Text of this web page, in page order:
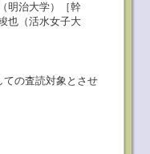
明治大学）［幹
也（活水女子大
ての査読対象とさせ